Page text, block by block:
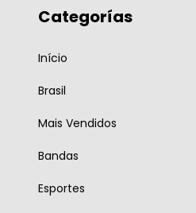
Categorías
Início
Brasil
Mais Vendidos
Bandas
Esportes